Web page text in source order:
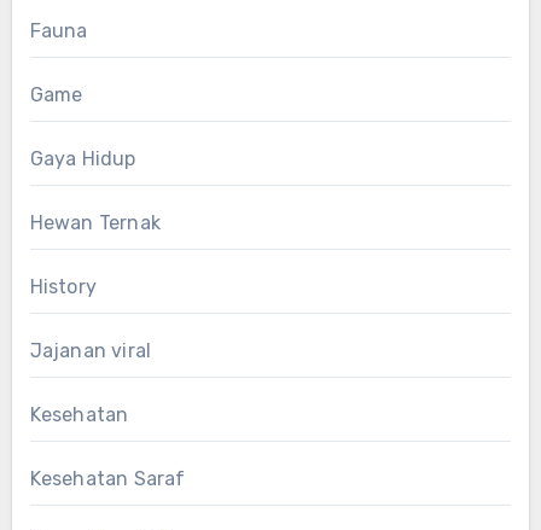
Fauna
Game
Gaya Hidup
Hewan Ternak
History
Jajanan viral
Kesehatan
Kesehatan Saraf